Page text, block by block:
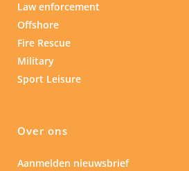
Law enforcement
Offshore
Fire Rescue
Military
Sport Leisure
Over ons
Aanmelden nieuwsbrief